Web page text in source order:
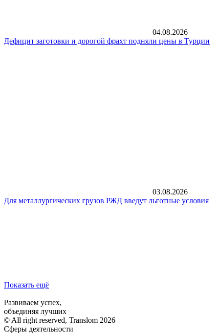
04.08.2026
Дефицит заготовки и дорогой фрахт подняли цены в Турции
03.08.2026
Для металлургических грузов РЖД введут льготные условия
Показать ещё
Развиваем успех,
объединяя лучших
© All right reserved, Translom 2026
Сферы деятельности